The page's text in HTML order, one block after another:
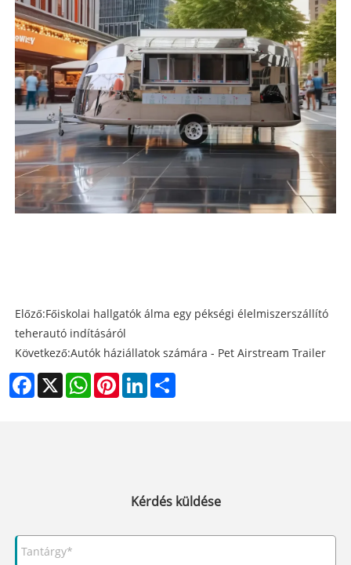
Előző:Főiskolai hallgatók álma egy pékségi élelmiszerszállító
teherautó indításáról
Következő:Autók háziállatok számára - Pet Airstream Trailer
Facebook
X WhatsAppPinterestLinkedIn
Kérdés küldése